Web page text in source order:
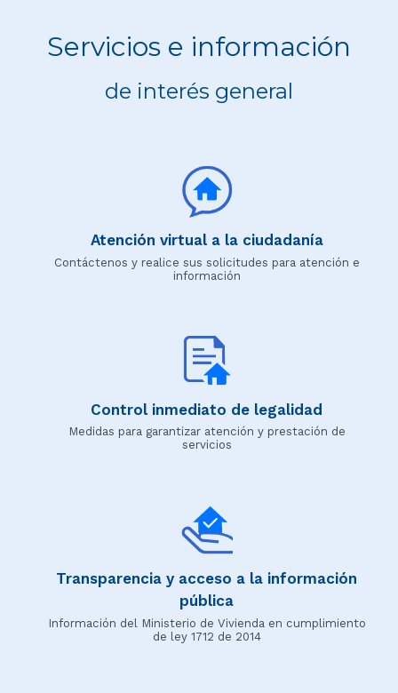
Servicios e información
de interés general
Atención virtual a la ciudadanía
Contáctenos y realice sus solicitudes para atención e
información
Control inmediato de legalidad
Medidas para garantizar atención y prestación de
servicios
Transparencia y acceso a la información
pública
Información del Ministerio de Vivienda en cumplimiento
de ley 1712 de 2014